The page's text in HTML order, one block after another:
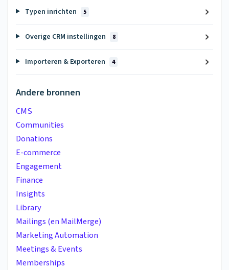
Typen inrichten 5
Overige CRM instellingen 8
Importeren & Exporteren 4
Andere bronnen
CMS
Communities
Donations
E-commerce
Engagement
Finance
Insights
Library
Mailings (en MailMerge)
Marketing Automation
Meetings & Events
Memberships